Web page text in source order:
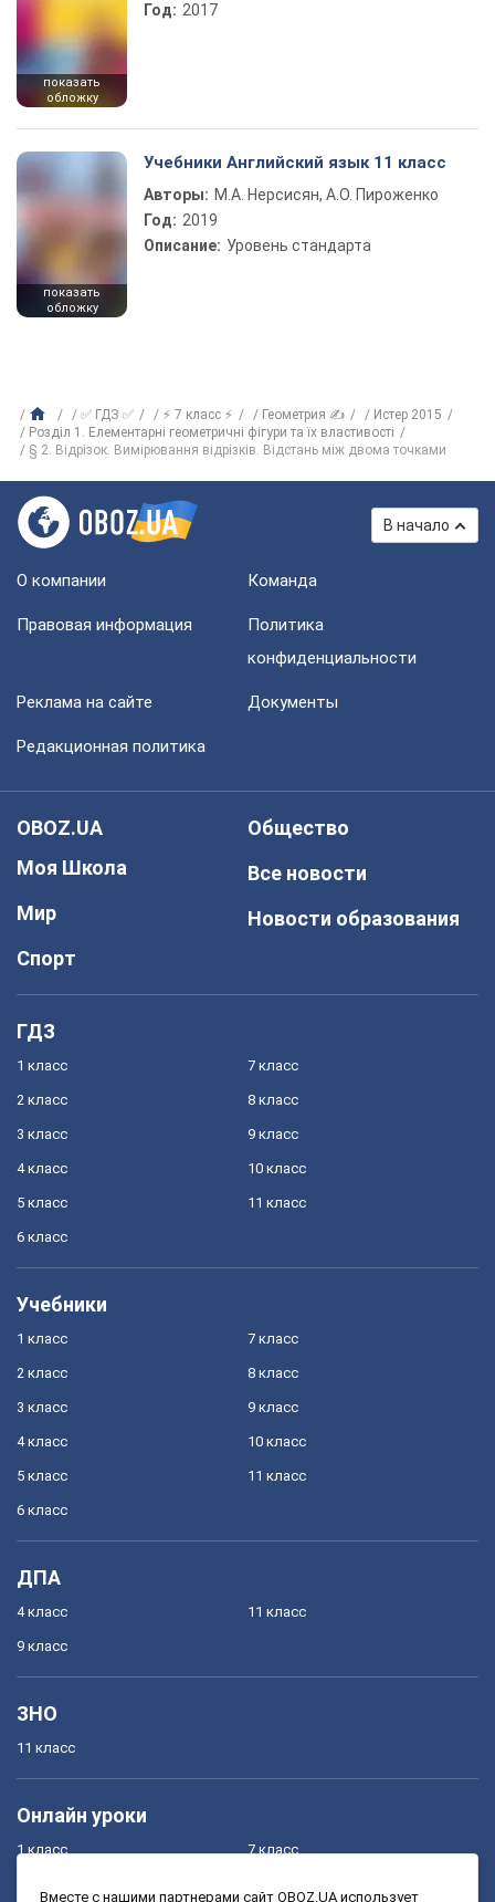
показать
обложку
Год: 2017
показать
обложку
Учебники Английский язык 11 класс
Авторы: М.А. Нерсисян, А.О. Пироженко
Год: 2019
Описание: Уровень стандарта
✅ ГДЗ ✅ ⚡ 7 класс ⚡ Геометрия ✍
Истер 2015
Розділ 1. Елементарні геометричні фігури та їх властивості
§ 2. Відрізок. Вимірювання відрізків. Відстань між двома точками
В начало
О компании Команда
Правовая информация
Политика
конфиденциальности
Реклама на сайте Документы
Редакционная политика
OBOZ.UA
Моя Школа
Мир
Спорт
Общество
Все новости
Новости образования
ГДЗ
1 класс
2 класс
3 класс
4 класс
5 класс
6 класс
7 класс
8 класс
9 класс
10 класс
11 класс
Учебники
1 класс
2 класс
3 класс
4 класс
5 класс
6 класс
7 класс
8 класс
9 класс
10 класс
11 класс
ДПА
4 класс
9 класс
11 класс
ЗНО
11 класс
Онлайн уроки
1 класс 7 класс
Вместе с нашими партнерами сайт OBOZ.UA использует